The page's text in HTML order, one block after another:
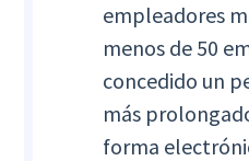
empleadores
menos de 50
concedido un
más
forma